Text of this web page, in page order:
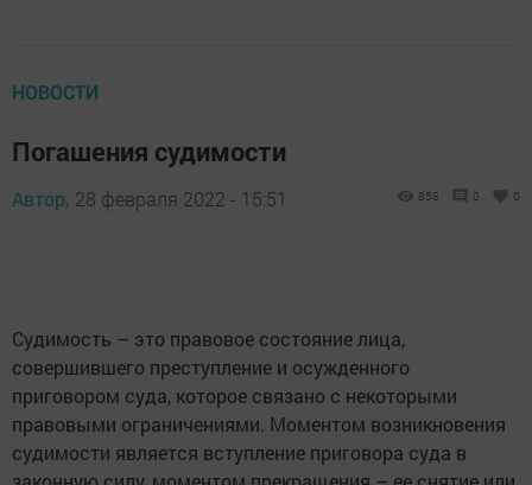
НОВОСТИ
Погашения судимости
Автор, 28 февраля 2022 - 15:51 858 0 0
Судимость – это правовое состояние лица,
совершившего преступление и осужденного
приговором суда, которое связано с некоторыми
правовыми ограничениями. Моментом возникновения
судимости является вступление приговора суда в